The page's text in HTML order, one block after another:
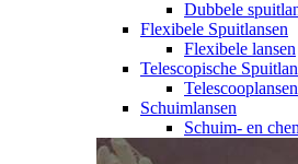
Dubbele
Flexibele Spuitlansen
Flexibele lansen
Telescopische
Telescooplansen
Schuimlansen
Schuim- en